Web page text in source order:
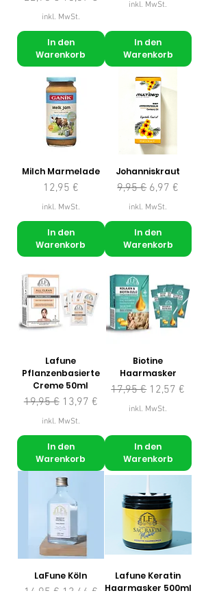
inkl. MwSt.
In den
Warenkorb
inkl. MwSt.
In den
Warenkorb
Milch Marmelade
Preis
12,95 €
inkl. MwSt.
In den
Warenkorb
Johanniskraut
Standardpreis
9,95 € Sale-Preis
6,97 €
inkl. MwSt.
In den
Warenkorb
Lafune
Pflanzenbasierte
Creme 50ml
Standardpreis
19,95 € Sale-Preis
13,97 €
inkl. MwSt.
In den
Warenkorb
Biotine
Haarmasker
Standardpreis
17,95 € Sale-Preis
12,57 €
inkl. MwSt.
In den
Warenkorb
LaFune Köln
Standardpreis
14,95 € Sale-Preis
13,46 €
Lafune Keratin
Haarmasker 500ml